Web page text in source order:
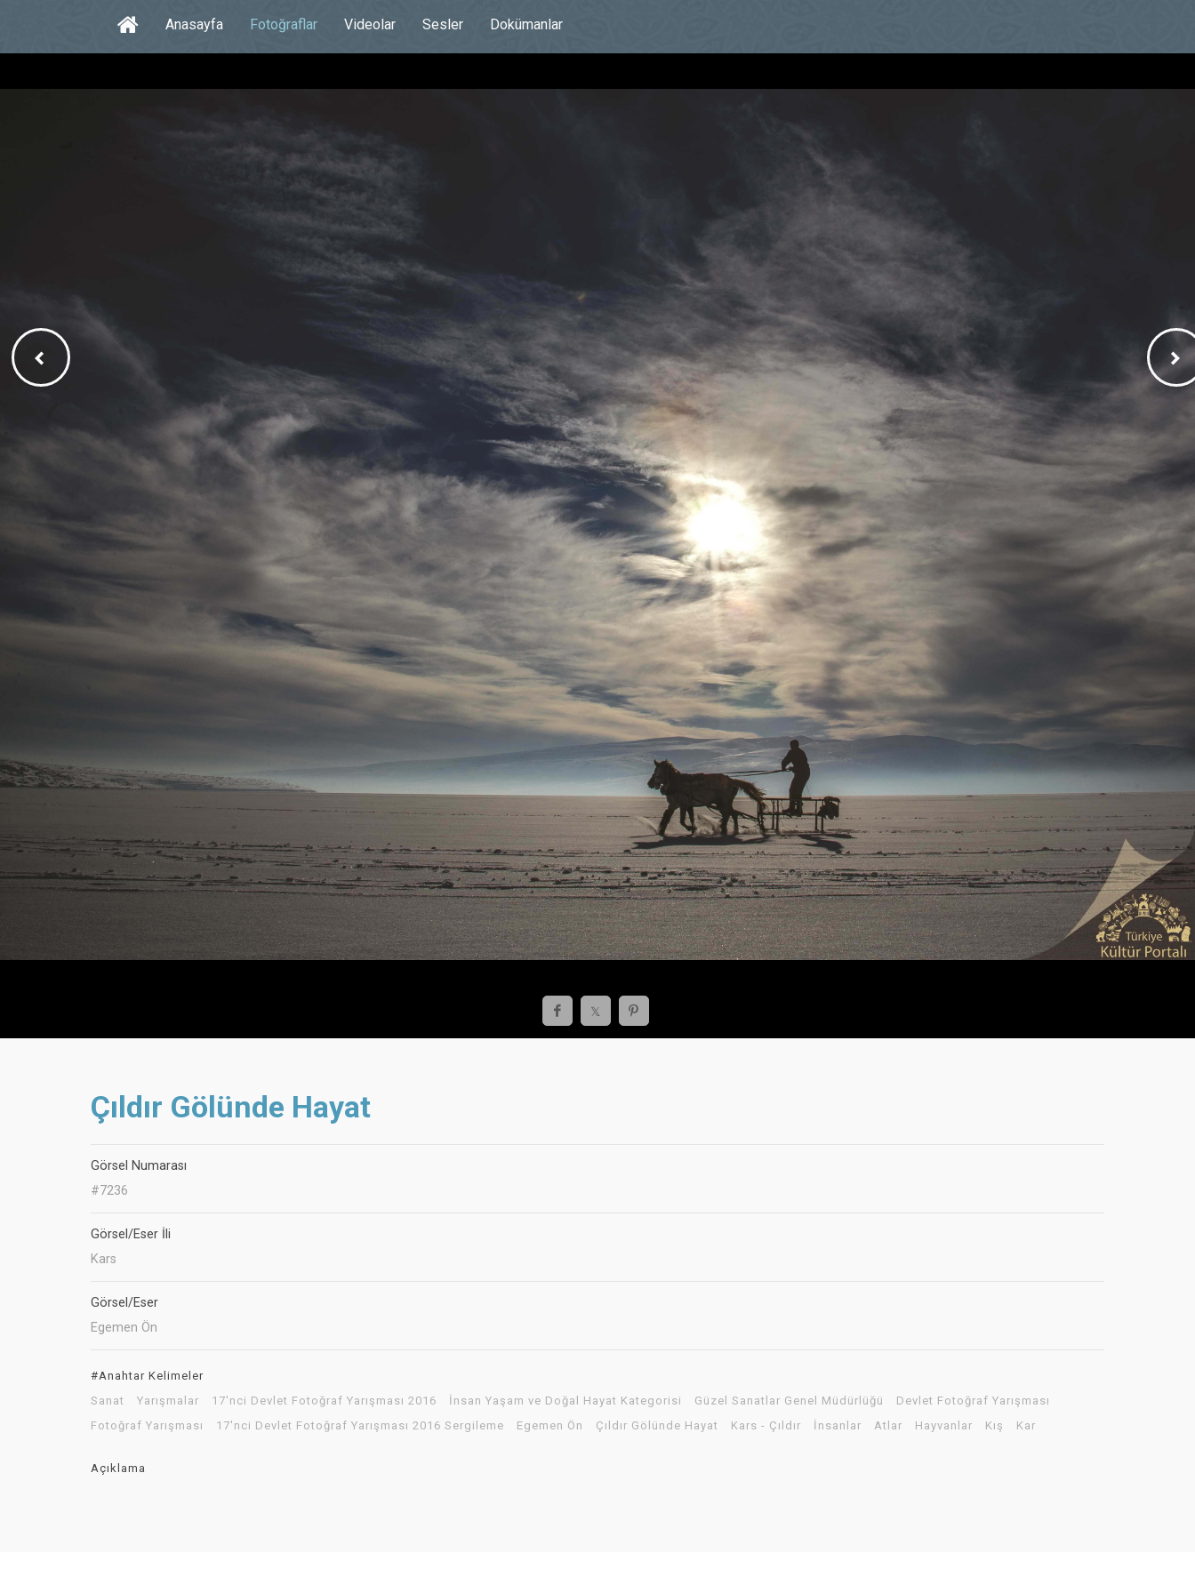
Anasayfa Fotoğraflar Videolar Sesler Dokümanlar
Çıldır Gölünde Hayat
Görsel Numarası
#7236
Görsel/Eser İli
Kars
Görsel/Eser
Egemen Ön
#Anahtar Kelimeler
Sanat
Yarışmalar 17'nci Devlet Fotoğraf Yarışması 2016 İnsan Yaşam ve Doğal Hayat Kategorisi Güzel Sanatlar Genel Müdürlüğü
Devlet Fotoğraf Yarışması
Fotoğraf Yarışması
17'nci Devlet Fotoğraf Yarışması 2016 Sergileme Egemen Ön Çıldır Gölünde Hayat Kars - Çıldır İnsanlar Atlar Hayvanlar Kış Kar
Açıklama